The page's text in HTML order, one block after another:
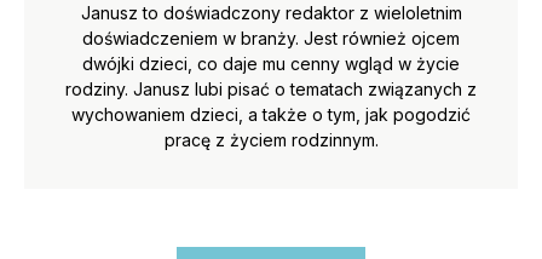
Janusz to doświadczony redaktor z wieloletnim
doświadczeniem w branży. Jest również ojcem
dwójki dzieci, co daje mu cenny wgląd w życie
rodziny. Janusz lubi pisać o tematach związanych z
wychowaniem dzieci, a także o tym, jak pogodzić
pracę z życiem rodzinnym.